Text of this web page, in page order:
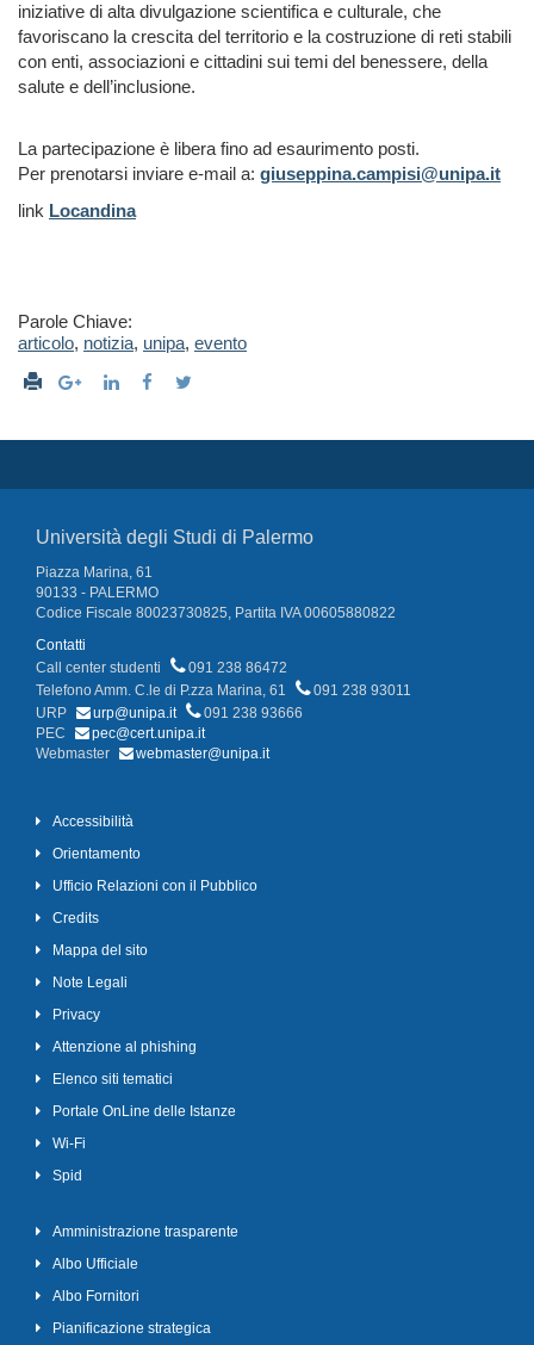
iniziative di alta divulgazione scientifica e culturale, che
favoriscano la crescita del territorio e la costruzione di reti stabili
con enti, associazioni e cittadini sui temi del benessere, della
salute e dell’inclusione.
La partecipazione è libera fino ad esaurimento posti.
Per prenotarsi inviare e-mail a: giuseppina.campisi@unipa.it
link Locandina
Parole Chiave:
articolo, notizia, unipa, evento
Università degli Studi di Palermo
Piazza Marina, 61
90133 - PALERMO
Codice Fiscale 80023730825, Partita IVA 00605880822
Contatti
Call center studenti
091 238 86472
Telefono Amm. C.le di P.zza Marina, 61
091 238 93011
URP
urp@unipa.it
091 238 93666
PEC
pec@cert.unipa.it
Webmaster
webmaster@unipa.it
Accessibilità
Orientamento
Ufficio Relazioni con il Pubblico
Credits
Mappa del sito
Note Legali
Privacy
Attenzione al phishing
Elenco siti tematici
Portale OnLine delle Istanze
Wi-Fi
Spid
Amministrazione trasparente
Albo Ufficiale
Albo Fornitori
Pianificazione strategica